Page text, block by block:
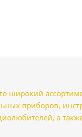
широкий
приборов,
а